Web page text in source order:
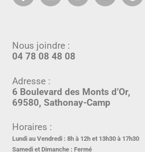
Nous joindre :
04 78 08 48 08
Adresse :
6 Boulevard des Monts d’Or,
69580, Sathonay-Camp
Horaires :
Lundi au Vendredi : 8h à 12h et 13h30 à 17h30
Samedi et Dimanche : Fermé